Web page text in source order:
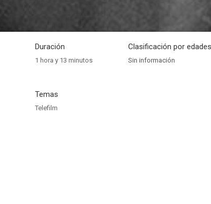
Duración
1 hora y 13 minutos
Clasificación por edades
Sin información
Temas
Telefilm